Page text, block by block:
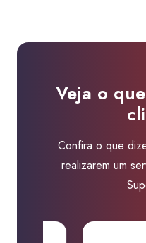
Visão
quantidadeVeja o
Confira o que
realizarem um